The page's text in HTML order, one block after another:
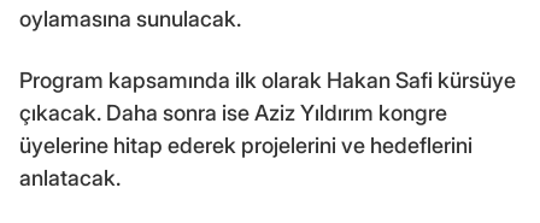
oylamasına sunulacak.
Program kapsamında ilk olarak Hakan Safi kürsüye
çıkacak. Daha sonra ise Aziz Yıldırım kongre
üyelerine hitap ederek projelerini ve hedeflerini
anlatacak.